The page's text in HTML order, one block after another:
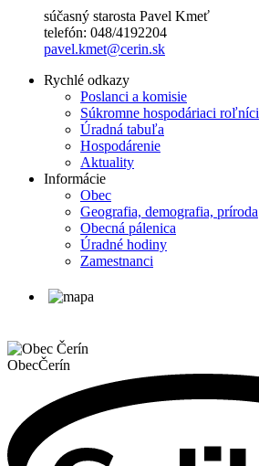
súčasný starosta Pavel Kmeť
telefón: 048/4192204
pavel.kmet@cerin.sk
Rychlé odkazy
Poslanci a komisie
Súkromne hospodáriaci roľníci
Úradná tabuľa
Hospodárenie
Aktuality
Informácie
Obec
Geografia, demografia, príroda
Obecná pálenica
Úradné hodiny
Zamestnanci
ObecČerín